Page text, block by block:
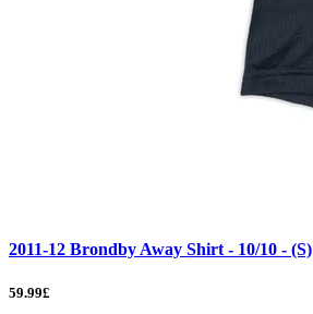
2011-12 Brondby Away Shirt - 10/10 - (S)
59.99£